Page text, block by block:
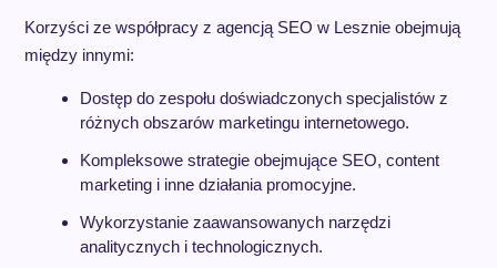
Korzyści ze współpracy z agencją SEO w Lesznie obejmują
między innymi:
Dostęp do zespołu doświadczonych specjalistów z
różnych obszarów marketingu internetowego.
Kompleksowe strategie obejmujące SEO, content
marketing i inne działania promocyjne.
Wykorzystanie zaawansowanych narzędzi
analitycznych i technologicznych.